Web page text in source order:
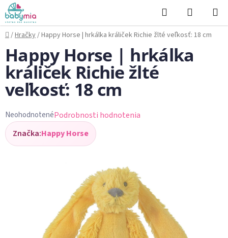
Prejsť
na
obsah
Hľadať
KOŠÍK
Domov
/Hračky/Happy Horse | hrkálka králiček Richie žlté veľkosť: 18 cm
Happy Horse | hrkálka
králiček Richie žlté
veľkosť: 18 cm
Priemerné
hodnotenie
produktu
NeohodnotenéPodrobnosti hodnotenia
Značka:Happy Horse